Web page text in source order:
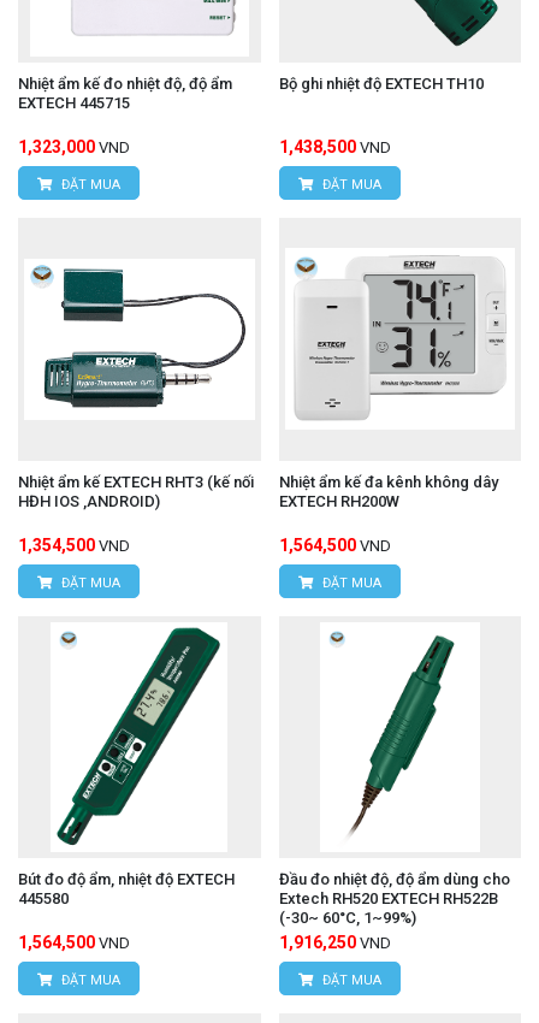
Nhiệt ẩm kế đo nhiệt độ, độ ẩm
EXTECH 445715
1,323,000 VND
ĐẶT MUA
Bộ ghi nhiệt độ EXTECH TH10
1,438,500 VND
ĐẶT MUA
Nhiệt ẩm kế EXTECH RHT3 (kế nối
HĐH IOS ,ANDROID)
1,354,500 VND
ĐẶT MUA
Nhiệt ẩm kế đa kênh không dây
EXTECH RH200W
1,564,500 VND
ĐẶT MUA
Bút đo độ ẩm, nhiệt độ EXTECH
445580
1,564,500 VND
ĐẶT MUA
Đầu đo nhiệt độ, độ ẩm dùng cho
Extech RH520 EXTECH RH522B
(-30~ 60°C, 1~99%)
1,916,250 VND
ĐẶT MUA